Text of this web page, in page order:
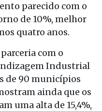
parecido com o
de 10%, melhor
quatro anos.
com o
Industrial
de 90 municípios
ainda que os
uma alta de 15,4%,